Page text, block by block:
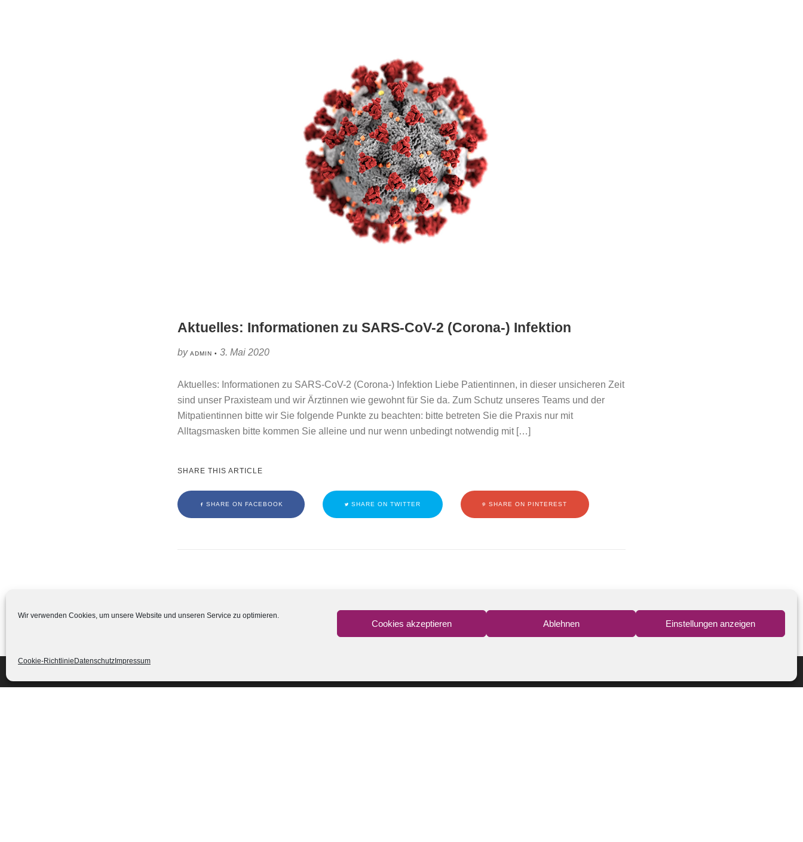
Wir verwenden Cookies, um unsere Website und unseren Service zu optimieren.
Cookies akzeptieren Ablehnen Einstellungen anzeigen
Cookie-Richtlinie Datenschutz Impressum
Aktuelles: Informationen zu SARS-CoV-2 (Corona-) Infektion
by ADMIN • 3. Mai 2020
Aktuelles: Informationen zu SARS-CoV-2 (Corona-) Infektion Liebe Patientinnen, in dieser unsicheren Zeit
sind unser Praxisteam und wir Ärztinnen wie gewohnt für Sie da. Zum Schutz unseres Teams und der
Mitpatientinnen bitte wir Sie folgende Punkte zu beachten: bitte betreten Sie die Praxis nur mit
Alltagsmasken bitte kommen Sie alleine und nur wenn unbedingt notwendig mit […]
SHARE THIS ARTICLE
SHARE ON FACEBOOK SHARE ON TWITTER SHARE ON PINTEREST